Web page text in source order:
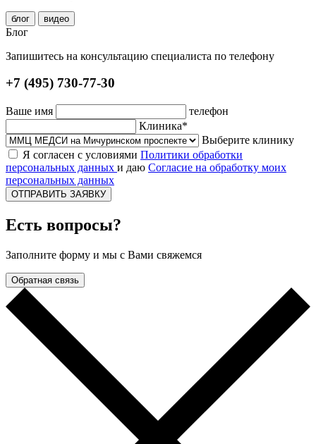
блог видео
Блог
Запишитесь на консультацию специалиста по телефону
+7 (495) 730-77-30
Ваше имя
телефон
Клиника*
Выберите клинику
Я согласен с условиями Политики обработки
персональных данных и даю Согласие на обработку моих
персональных данных
ОТПРАВИТЬ ЗАЯВКУ
Есть вопросы?
Заполните форму и мы с Вами свяжемся
Обратная связь